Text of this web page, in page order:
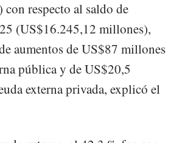
respecto al saldo de
(US$16.245,12 millones),
aumentos de US$87 millones
pública y de US$20,5
externa privada, explicó el